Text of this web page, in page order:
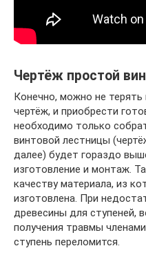
Чертёж простой
Конечно, можно не терять
чертёж, и приобрести
необходимо только
винтовой лестницы
далее) будет гораздо
изготовление и монтаж.
качеству материала, из
изготовлена. При
древесины для ступеней,
получения травмы
ступень переломится.